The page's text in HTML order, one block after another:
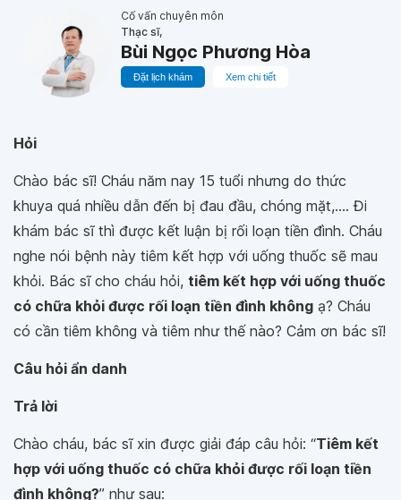
Cố vấn chuyên môn
Thạc sĩ,
Bùi Ngọc Phương Hòa
Đặt lịch khám Xem chi tiết
Hỏi
Chào bác sĩ! Cháu năm nay 15 tuổi nhưng do thức
khuya quá nhiều dẫn đến bị đau đầu, chóng mặt,.... Đi
khám bác sĩ thì được kết luận bị rối loạn tiền đình. Cháu
nghe nói bệnh này tiêm kết hợp với uống thuốc sẽ mau
khỏi. Bác sĩ cho cháu hỏi, tiêm kết hợp với uống thuốc
có chữa khỏi được rối loạn tiền đình không ạ? Cháu
có cần tiêm không và tiêm như thế nào? Cảm ơn bác sĩ!
Câu hỏi ẩn danh
Trả lời
Chào cháu, bác sĩ xin được giải đáp câu hỏi: “Tiêm kết
hợp với uống thuốc có chữa khỏi được rối loạn tiền
đình không?” như sau: